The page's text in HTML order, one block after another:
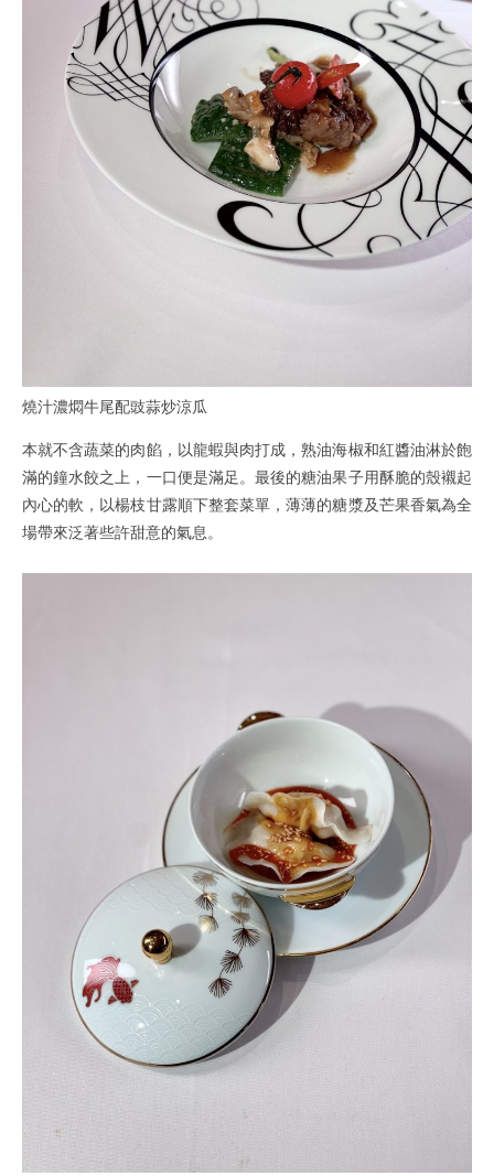
燒汁濃燜牛尾配豉蒜炒涼瓜
本就不含蔬菜的肉餡，以龍蝦與肉打成，熟油海椒和紅醬油淋於飽
滿的鐘水餃之上，一口便是滿足。最後的糖油果子用酥脆的殼襯起
內心的軟，以楊枝甘露順下整套菜單，薄薄的糖漿及芒果香氣為全
場帶來泛著些許甜意的氣息。